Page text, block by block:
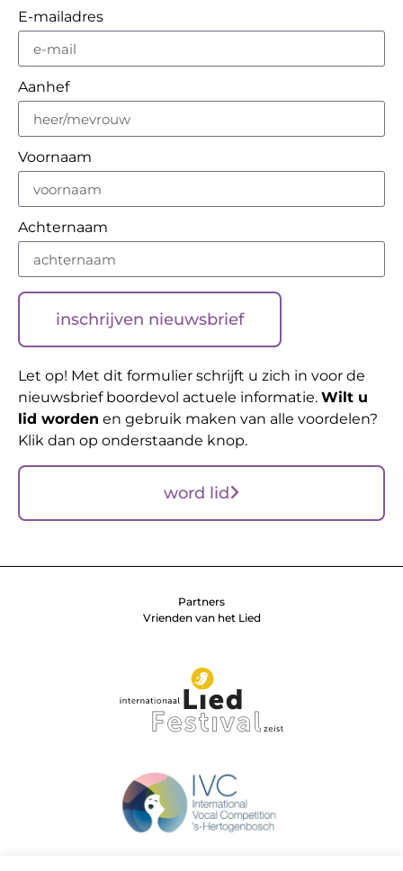
E-mailadres
Aanhef
Voornaam
Achternaam
inschrijven nieuwsbrief
Let op! Met dit formulier schrijft u zich in voor de
nieuwsbrief boordevol actuele informatie. Wilt u
lid worden en gebruik maken van alle voordelen?
Klik dan op onderstaande knop.
word lid
Partners
Vrienden van het Lied